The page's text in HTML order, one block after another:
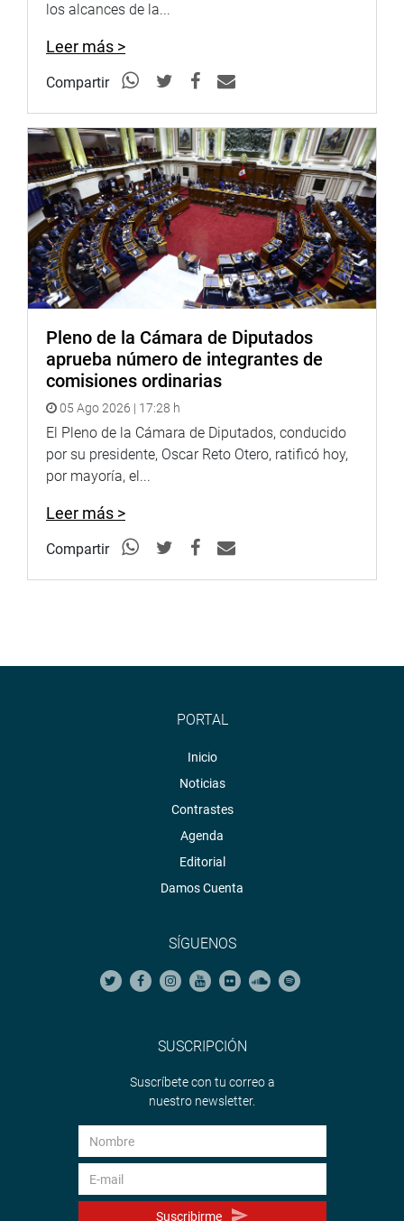
los alcances de la...
Leer más >
Compartir
Pleno de la Cámara de Diputados
aprueba número de integrantes de
comisiones ordinarias
05 Ago 2026 | 17:28 h
El Pleno de la Cámara de Diputados, conducido
por su presidente, Oscar Reto Otero, ratificó hoy,
por mayoría, el...
Leer más >
Compartir
PORTAL
Inicio
Noticias
Contrastes
Agenda
Editorial
Damos Cuenta
SÍGUENOS
SUSCRIPCIÓN
Suscríbete con tu correo a
nuestro newsletter.
Suscribirme